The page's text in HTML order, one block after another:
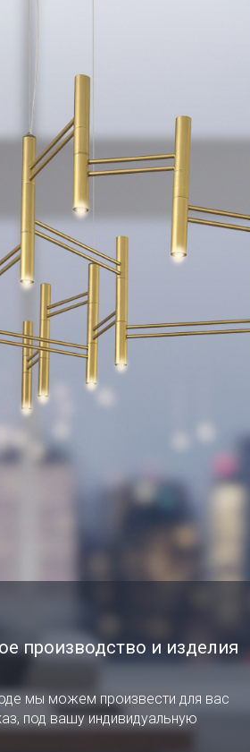
производство и изделия
мы можем произвести для вас
под вашу индивидуальную